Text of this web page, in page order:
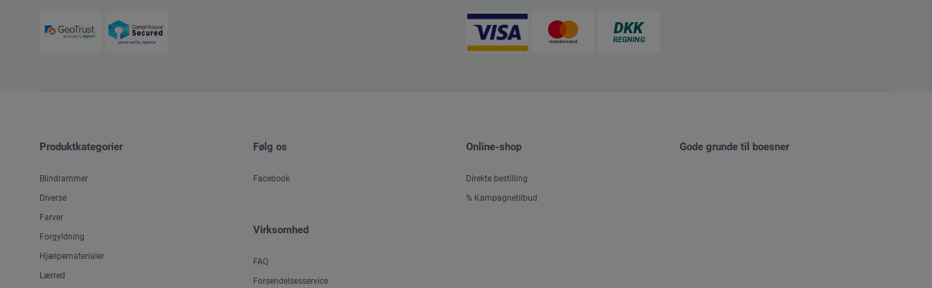
Produktkategorier
Blindrammer
Diverse
Farver
Forgyldning
Hjælpematerialer
Lærred
Følg os
Facebook
Virksomhed
FAQ
Forsendelsesservice
Online-shop
Direkte bestilling
% Kampagnetilbud
Gode grunde til boesner